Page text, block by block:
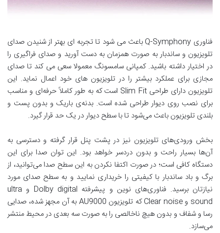
فناوری Q-Symphony باعث می شود تا تجربه ای بهتر از شنیدن صدای
تلویزیون و ساندبار به صورت همزمان به دست آورید و صدای فراگیری را
در اختیار داشته باشید. کمپانی سامسونگ معمولا سعی می کند تا صدای
مجازی برای عملکرد بیشتر را در تلویزیون های خود اعمال نماید. این
تلویزیون دارای طراحی Slim Fit است که به طور کاملاً حرفه‌ای و مناسب
برای نصب روی دیوار طراحی شده‌ است. بدنه‌ی باریک و بدون پست و
بلندی تلویزیون باعث می‌شود تا با سطح دیوار در یک حد قرار گیرد.
بخش ورودی‌های تلویزیون نیز در پشت پنل قرار گرفته و دسترسی به
آن‌ها بسیار راحت و بدون دردسر خواهد بود. این توان صدا برای این
دستگاه کافی است؛ در صورت اکتفا نکردن به این سطح صدا می‌توانید، از
برگ و باد ساندبار با کیفیتی را خریداری نمایید و به سطح صدای مورد
نیازتان برسید. فناوری‌های نوین و پیشرفته Dolby digital و ultra
sound و Clear noise که تلویزیون AU9000 به آن مجهز شده، صدایی
رسا و شفاف و بدون هیچ ناخالصی را به صورت سه بعدی در محیط منتشر
می‌سازد.